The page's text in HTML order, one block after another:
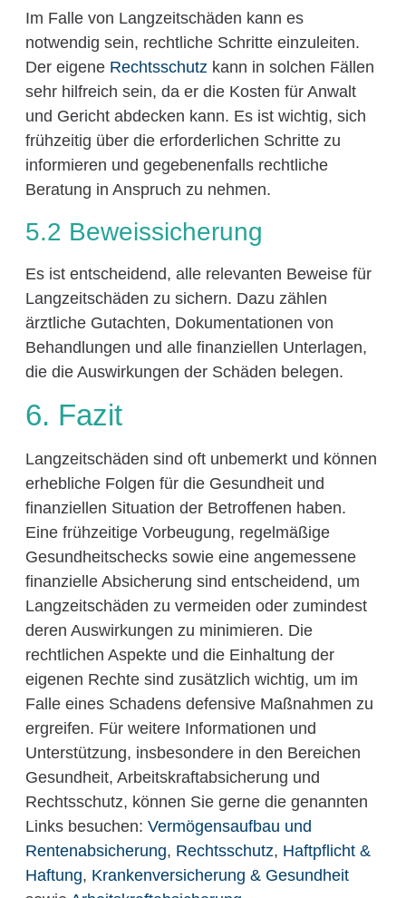
Im Falle von Langzeitschäden kann es
notwendig sein, rechtliche Schritte einzuleiten.
Der eigene Rechtsschutzkann in solchen Fällen
sehr hilfreich sein, da er die Kosten für Anwalt
und Gericht abdecken kann. Es ist wichtig, sich
frühzeitig über die erforderlichen Schritte zu
informieren und gegebenenfalls rechtliche
Beratung in Anspruch zu nehmen.
5.2 Beweissicherung
Es ist entscheidend, alle relevanten Beweise für
Langzeitschäden zu sichern. Dazu zählen
ärztliche Gutachten, Dokumentationen von
Behandlungen und alle finanziellen Unterlagen,
die die Auswirkungen der Schäden belegen.
6. Fazit
Langzeitschäden sind oft unbemerkt und können
erhebliche Folgen für die Gesundheit und
finanziellen Situation der Betroffenen haben.
Eine frühzeitige Vorbeugung, regelmäßige
Gesundheitschecks sowie eine angemessene
finanzielle Absicherung sind entscheidend, um
Langzeitschäden zu vermeiden oder zumindest
deren Auswirkungen zu minimieren. Die
rechtlichen Aspekte und die Einhaltung der
eigenen Rechte sind zusätzlich wichtig, um im
Falle eines Schadens defensive Maßnahmen zu
ergreifen. Für weitere Informationen und
Unterstützung, insbesondere in den Bereichen
Gesundheit, Arbeitskraftabsicherung und
Rechtsschutz, können Sie gerne die genannten
Links besuchen: Vermögensaufbau und
Rentenabsicherung, Rechtsschutz, Haftpflicht &
Haftung, Krankenversicherung & Gesundheit